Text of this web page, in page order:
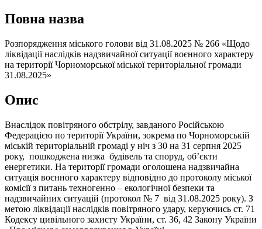
Повна назва
Розпорядження міського голови від 31.08.2025 № 266 «Щодо
ліквідації наслідків надзвичайної ситуації воєнного характеру
на території Чорноморської міської територіальної громади
31.08.2025»
Опис
Внаслідок повітряного обстрілу, завданого Російською
Федерацією по території України, зокрема по Чорноморській
міській територіальній громаді у ніч з 30 на 31 серпня 2025
року, пошкоджена низка будівель та споруд, об’єкти
енергетики. На території громади оголошена надзвичайна
ситуація воєнного характеру відповідно до протоколу міської
комісії з питань техногенно – екологічної безпеки та
надзвичайних ситуацій (протокол № 7 від 31.08.2025 року). З
метою ліквідації наслідків повітряного удару, керуючись ст. 71
Кодексу цивільного захисту України, ст. 36, 42 Закону України